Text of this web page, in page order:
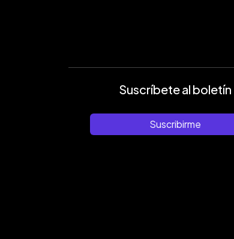
Suscríbete al boletín
Suscribirme